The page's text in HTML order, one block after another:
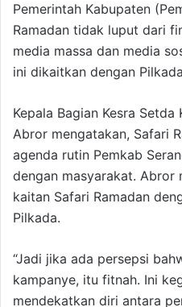
Pemerintah Kabupaten
Ramadan tidak luput dari
media massa dan media
ini dikaitkan dengan
Kepala Bagian Kesra
Abror mengatakan, Safari
agenda rutin Pemkab
dengan masyarakat. Abror
kaitan Safari Ramadan
Pilkada.
“Jadi jika ada persepsi
kampanye, itu fitnah. Ini
mendekatkan diri antara